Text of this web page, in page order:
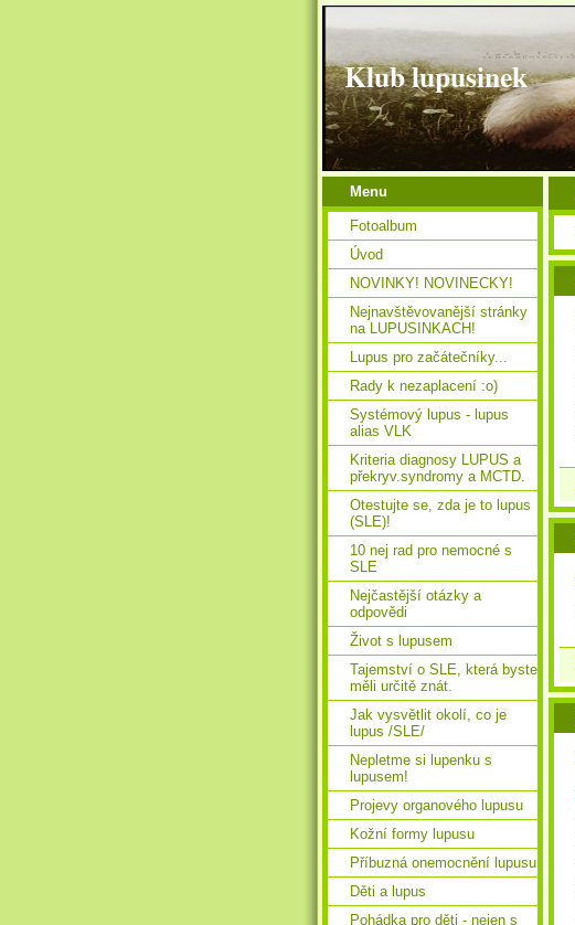
Klub lupusinek
Menu
Fotoalbum
Úvod
NOVINKY! NOVINECKY!
Nejnavštěvovanější stránky
na LUPUSINKACH!
Lupus pro začátečníky...
Rady k nezaplacení :o)
Systémový lupus - lupus
alias VLK
Kriteria diagnosy LUPUS a
překryv.syndromy a MCTD.
Otestujte se, zda je to lupus
(SLE)!
10 nej rad pro nemocné s
SLE
Nejčastější otázky a
odpovědi
Život s lupusem
Tajemství o SLE, která byste
měli určitě znát.
Jak vysvětlit okolí, co je
lupus /SLE/
Nepletme si lupenku s
lupusem!
Projevy organového lupusu
Kožní formy lupusu
Příbuzná onemocnění lupusu
Děti a lupus
Pohádka pro děti - nejen s